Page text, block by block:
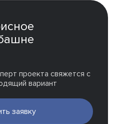
проекта свяжется с
вариант
заявку